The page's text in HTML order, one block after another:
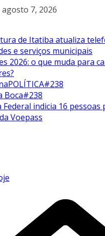
7, 2026
de Itatiba atualiza
e serviços municipais
2026: o que muda para
Boca#238
Federal indicia 16 pessoas
Voepass